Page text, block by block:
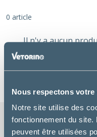
Nous respectons votre
Notre site utilise des
fonctionnement du site.
peuvent être utilisées
0 article
Il n'y a aucun